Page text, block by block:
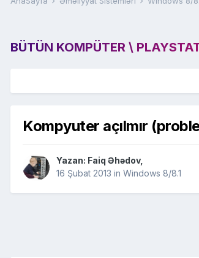
BÜTÜN KOMPÜTER \
Kompyuter açılmır
Yazan: Faiq Əhədov,
16 Şubat 2013 in Windows 8/8.1